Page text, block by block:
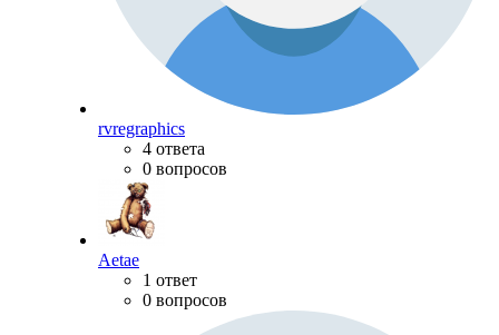
rvregraphics
4 ответа
0 вопросов
Aetae
1 ответ
0 вопросов